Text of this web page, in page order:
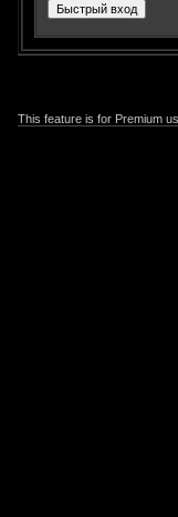
This feature is for Premium